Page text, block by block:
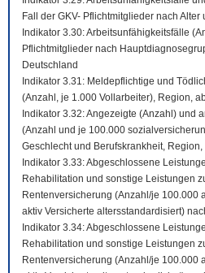
Fall der GKV- Pflichtmitglieder nach
Indikator 3.30: Arbeitsunfähigkeitsfälle
Pflichtmitglieder nach
Deutschland
Indikator 3.31: Meldepflichtige und
(Anzahl, je 1.000 Vollarbeiter), Region,
Indikator 3.32: Angezeigte (Anzahl) und
(Anzahl und je 100.000
Geschlecht und Berufskrankheit, Region,
Indikator 3.33: Abgeschlossene
Rehabilitation und sonstige Leistungen
Rentenversicherung (Anzahl/je 100.000
aktiv Versicherte altersstandardisiert)
Indikator 3.34: Abgeschlossene
Rehabilitation und sonstige Leistungen
Rentenversicherung (Anzahl/je 100.000